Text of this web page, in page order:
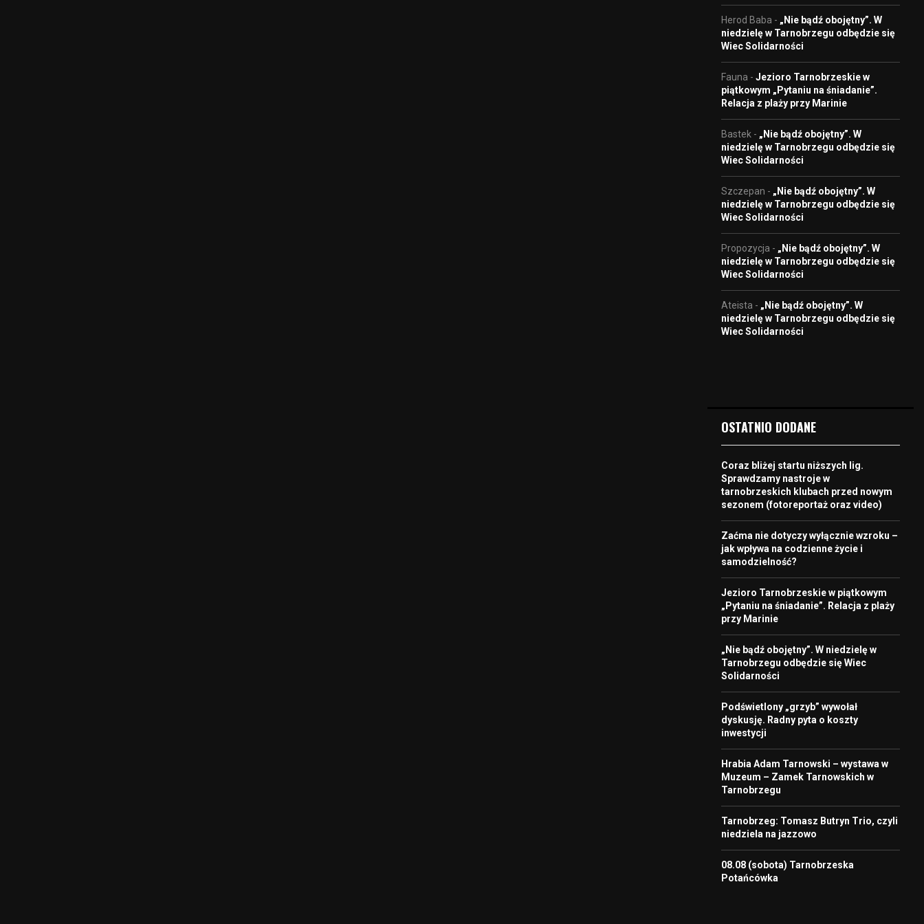
Herod Baba - „Nie bądź obojętny”. W
niedzielę w Tarnobrzegu odbędzie się
Wiec Solidarności
Fauna - Jezioro Tarnobrzeskie w
piątkowym „Pytaniu na śniadanie”.
Relacja z plaży przy Marinie
Bastek - „Nie bądź obojętny”. W
niedzielę w Tarnobrzegu odbędzie się
Wiec Solidarności
Szczepan - „Nie bądź obojętny”. W
niedzielę w Tarnobrzegu odbędzie się
Wiec Solidarności
Propozycja - „Nie bądź obojętny”. W
niedzielę w Tarnobrzegu odbędzie się
Wiec Solidarności
Ateista - „Nie bądź obojętny”. W
niedzielę w Tarnobrzegu odbędzie się
Wiec Solidarności
OSTATNIO DODANE
Coraz bliżej startu niższych lig.
Sprawdzamy nastroje w
tarnobrzeskich klubach przed nowym
sezonem (fotoreportaż oraz video)
Zaćma nie dotyczy wyłącznie wzroku –
jak wpływa na codzienne życie i
samodzielność?
Jezioro Tarnobrzeskie w piątkowym
„Pytaniu na śniadanie”. Relacja z plaży
przy Marinie
„Nie bądź obojętny”. W niedzielę w
Tarnobrzegu odbędzie się Wiec
Solidarności
Podświetlony „grzyb” wywołał
dyskusję. Radny pyta o koszty
inwestycji
Hrabia Adam Tarnowski – wystawa w
Muzeum – Zamek Tarnowskich w
Tarnobrzegu
Tarnobrzeg: Tomasz Butryn Trio, czyli
niedziela na jazzowo
08.08 (sobota) Tarnobrzeska
Potańcówka